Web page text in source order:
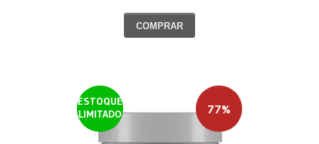
COMPRAR
ESTOQUE
LIMITADO
77%